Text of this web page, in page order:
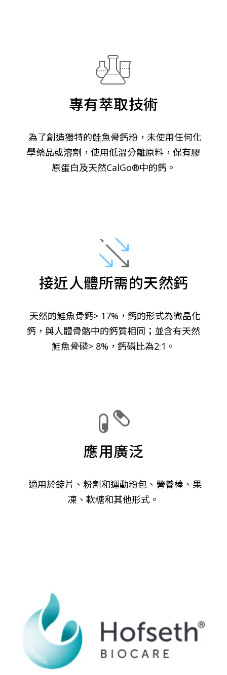
專有萃取技術
為了創造獨特的鮭魚骨鈣粉，未使用任何化
學藥品或溶劑，使用低溫分離原料，保有膠
原蛋白及天然CalGo®中的鈣。
接近人體所需的天然鈣
天然的鮭魚骨鈣> 17%，鈣的形式為微晶化
鈣，與人體骨骼中的鈣質相同；並含有天然
鮭魚骨磷> 8%，鈣磷比為2:1。
應用廣泛
適用於錠片、粉劑和運動粉包、營養棒、果
凍、軟糖和其他形式。